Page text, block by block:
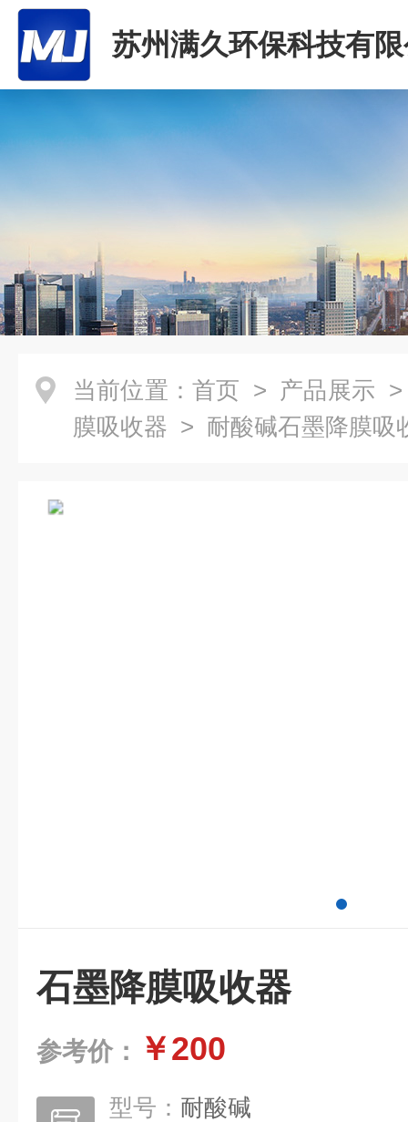
苏州满久环保科技有
当前位置： 首页 > 产品展示
膜吸收器 > 耐酸碱石墨降膜吸
石墨降膜吸收器
参考价： ￥200
型号： 耐酸碱